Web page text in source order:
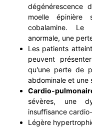
dégénérescence
moelle
cobalamine. Le
anormale, une
Les patients
peuvent
qu'une perte de
abdominale et une
Cardio-
sévères, une
insuffisance
Légère